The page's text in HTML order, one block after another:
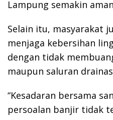
Lampung semakin
Selain itu, masyarakat
menjaga kebersihan
dengan tidak
maupun saluran
“Kesadaran bersama
persoalan banjir tidak